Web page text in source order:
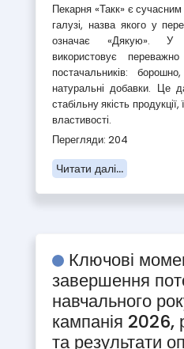
Пекарня «Такк» є
галузі, назва якого у
означає «Дякую». У
використовує
постачальників:
натуральні добавки. Це
стабільну якість продукції,
властивості.
Перегляди: 204
Читати далі...
Ключові
завершення
навчального
кампанія
та результати